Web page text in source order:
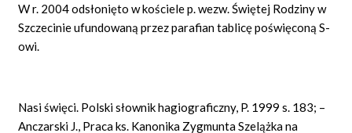
W r. 2004 odsłonięto w kościele p. wezw. Świętej Rodziny w
Szczecinie ufundowaną przez parafian tablicę poświęconą S-
owi.
Nasi święci. Polski słownik hagiograficzny, P. 1999 s. 183; –
Anczarski J., Praca ks. Kanonika Zygmunta Szelążka na